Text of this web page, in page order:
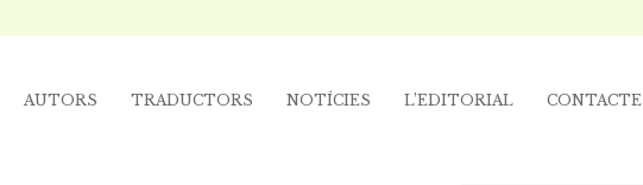
AUTORS TRADUCTORS NOTÍCIES L’EDITORIAL CONTACTE